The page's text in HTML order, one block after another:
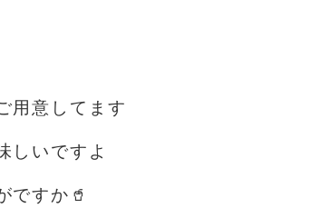
用意してます️
しいですよ
ですか🥤